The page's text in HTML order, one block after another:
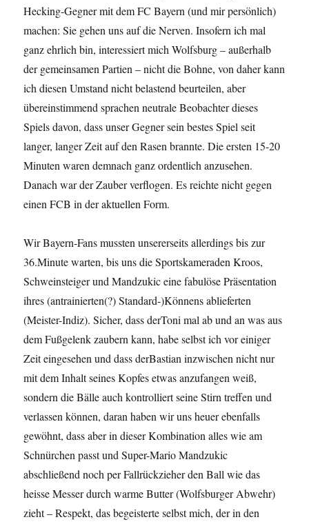
Hecking-Gegner mit dem FC Bayern (und mir persönlich)
machen: Sie gehen uns auf die Nerven. Insofern ich mal
ganz ehrlich bin, interessiert mich Wolfsburg – außerhalb
der gemeinsamen Partien – nicht die Bohne, von daher kann
ich diesen Umstand nicht belastend beurteilen, aber
übereinstimmend sprachen neutrale Beobachter dieses
Spiels davon, dass unser Gegner sein bestes Spiel seit
langer, langer Zeit auf den Rasen brannte. Die ersten 15-20
Minuten waren demnach ganz ordentlich anzusehen.
Danach war der Zauber verflogen. Es reichte nicht gegen
einen FCB in der aktuellen Form.
Wir Bayern-Fans mussten unsererseits allerdings bis zur
36.Minute warten, bis uns die Sportskameraden Kroos,
Schweinsteiger und Mandzukic eine fabulöse Präsentation
ihres (antrainierten(?) Standard-)Könnens ablieferten
(Meister-Indiz). Sicher, dass derToni mal ab und an was aus
dem Fußgelenk zaubern kann, habe selbst ich vor einiger
Zeit eingesehen und dass derBastian inzwischen nicht nur
mit dem Inhalt seines Kopfes etwas anzufangen weiß,
sondern die Bälle auch kontrolliert seine Stirn treffen und
verlassen können, daran haben wir uns heuer ebenfalls
gewöhnt, dass aber in dieser Kombination alles wie am
Schnürchen passt und Super-Mario Mandzukic
abschließend noch per Fallrückzieher den Ball wie das
heisse Messer durch warme Butter (Wolfsburger Abwehr)
zieht – Respekt, das begeisterte selbst mich, der in den